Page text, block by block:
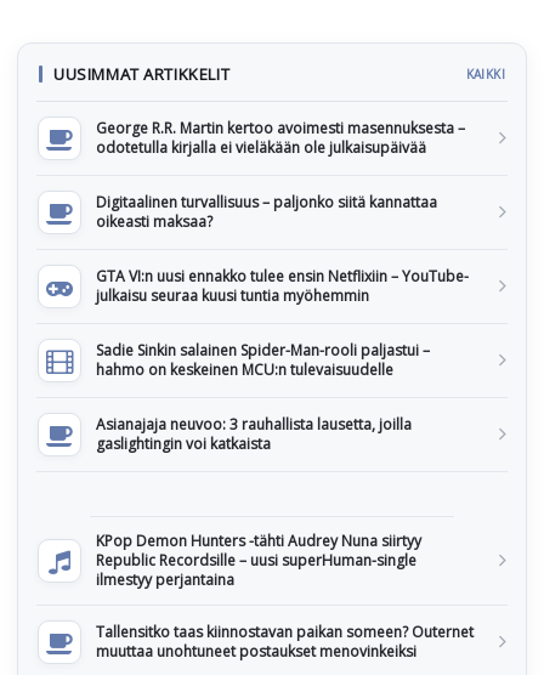
UUSIMMAT ARTIKKELIT KAIKKI
George R.R. Martin kertoo avoimesti masennuksesta –
odotetulla kirjalla ei vieläkään ole julkaisupäivää
Digitaalinen turvallisuus – paljonko siitä kannattaa
oikeasti maksaa?
GTA VI:n uusi ennakko tulee ensin Netflixiin – YouTube-
julkaisu seuraa kuusi tuntia myöhemmin
Sadie Sinkin salainen Spider-Man-rooli paljastui –
hahmo on keskeinen MCU:n tulevaisuudelle
Asianajaja neuvoo: 3 rauhallista lausetta, joilla
gaslightingin voi katkaista
KPop Demon Hunters -tähti Audrey Nuna siirtyy
Republic Recordsille – uusi superHuman-single
ilmestyy perjantaina
Tallensitko taas kiinnostavan paikan someen? Outernet
muuttaa unohtuneet postaukset menovinkeiksi